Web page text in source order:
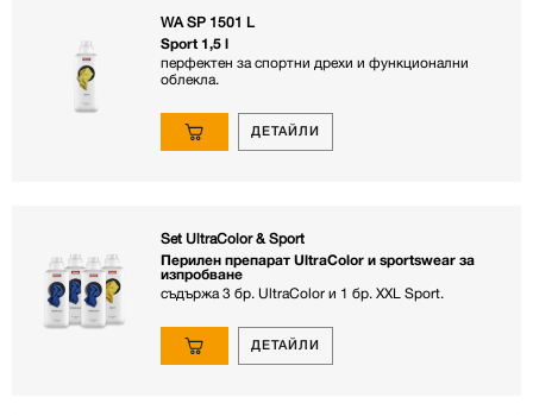
WA SP 1501 L
Sport 1,5 l
перфектен за спортни дрехи и функционални
облекла.
ДЕТАЙЛИ
Set UltraColor & Sport
Перилен препарат UltraColor и sportswear за
изпробване
съдържа 3 бр. UltraColor и 1 бр. XXL Sport.
ДЕТАЙЛИ